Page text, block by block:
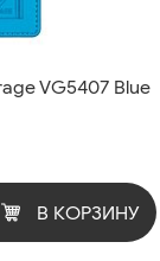
VG5407 Blue
В КОРЗИНУ